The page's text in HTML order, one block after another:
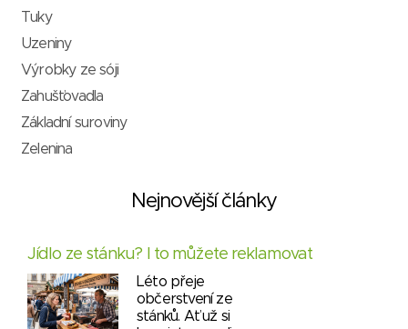
Tuky
Uzeniny
Výrobky ze sóji
Zahušťovadla
Základní suroviny
Zelenina
Nejnovější články
Jídlo ze stánku? I to můžete reklamovat
Léto přeje
občerstvení ze
stánků. Ať už si